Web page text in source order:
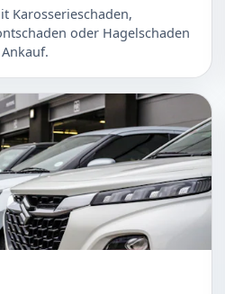
Karosserieschaden,
oder Hagelschaden